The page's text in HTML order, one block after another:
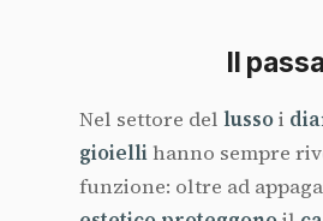
Il
Nel settore del lussoi
gioiellihanno sempre
funzione: oltre ad